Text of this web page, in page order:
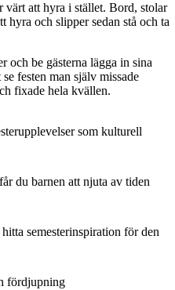
värt att hyra i stället. Bord, stolar
hyra och slipper sedan stå och ta
och be gästerna lägga in sina
festen man själv missade
fixade hela kvällen.
som kulturell
du barnen att njuta av tiden
semesterinspiration för den
fördjupning